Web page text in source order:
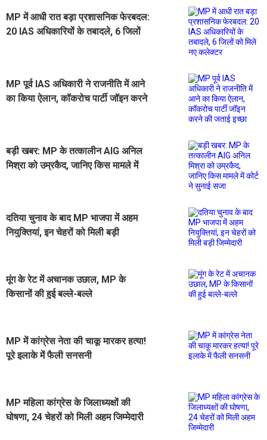
MP में आधी रात बड़ा प्रशासनिक फेरबदल:
20 IAS अधिकारियों के तबादले, 6 जिलों
MP पूर्व IAS अधिकारी ने राजनीति में आने
का किया ऐलान, कॉकरोच पार्टी जॉइन करने
बड़ी खबर: MP के तत्कालीन AIG अनिल
मिश्रा को उम्रकैद, जानिए किस मामले में
दतिया चुनाव के बाद MP भाजपा में अहम
नियुक्तियां, इन चेहरों को मिली बड़ी
मूंग के रेट में अचानक उछाल, MP के
किसानों की हुई बल्ले-बल्ले
MP में कांग्रेस नेता की चाकू मारकर हत्या!
पूरे इलाके में फैली सनसनी
MP महिला कांग्रेस के जिलाध्यक्षों की
घोषणा, 24 चेहरों को मिली अहम जिम्मेदारी